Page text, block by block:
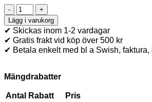
Wenge
tvärsågad
Skalor
2-
pack
mängd
Lägg i varukorg
✔ Skickas inom 1-2 vardagar
✔ Gratis frakt vid köp över 500 kr
✔ Betala enkelt med bl a Swish, faktura,
Mängdrabatter
Antal Rabatt
Pris